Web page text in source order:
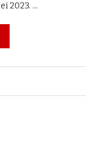
2023. …